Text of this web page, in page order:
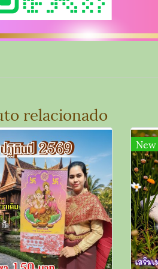
relacionado
New